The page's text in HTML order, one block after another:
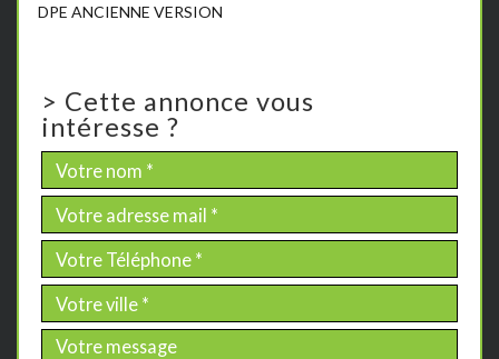
DPE ANCIENNE VERSION
> Cette annonce vous
intéresse ?